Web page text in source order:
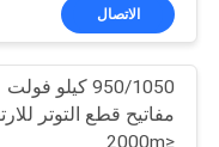
أخبار
محول
بالزيت
الاتصال
950/1050 كيلو فولت
مفاتيح قطع التوتر